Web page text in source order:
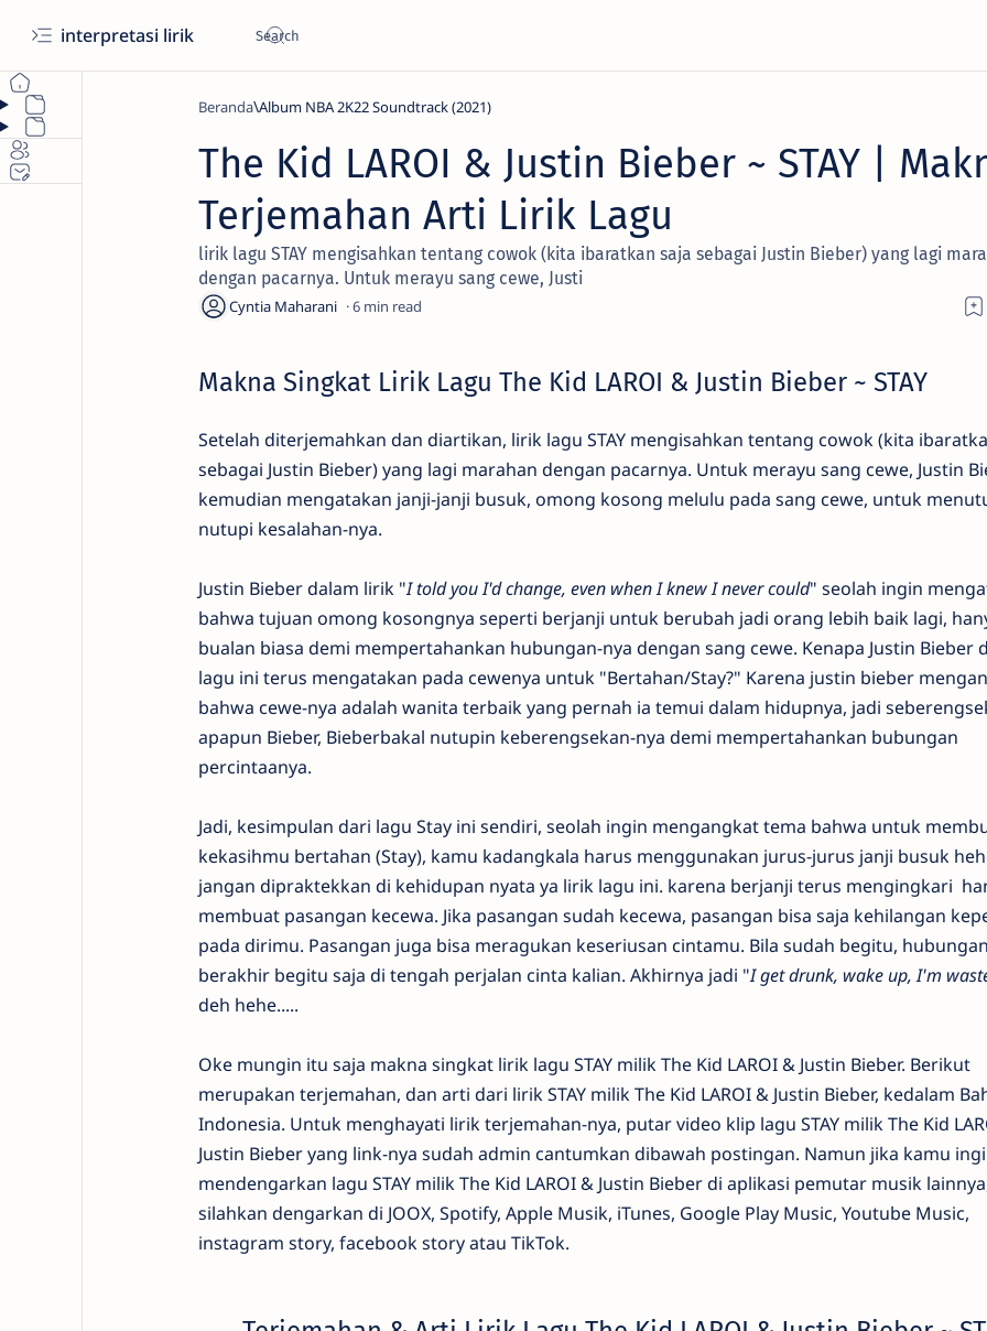
interpretasi lirik
Beranda Album NBA 2K22 Soundtrack (2021)
The Kid LAROI & Justin Bieber ~ STAY |
Terjemahan Arti Lirik Lagu
lirik lagu STAY mengisahkan tentang cowok (kita ibaratkan saja sebagai Justin Bieber) yang lagi
dengan pacarnya. Untuk merayu sang cewe, Justi
6
Makna Singkat Lirik Lagu The Kid LAROI & Justin Bieber ~ STAY
Setelah diterjemahkan dan diartikan, lirik lagu STAY mengisahkan tentang cowok (kita
sebagai Justin Bieber) yang lagi marahan dengan pacarnya. Untuk merayu sang cewe, Justin
kemudian mengatakan janji-janji busuk, omong kosong melulu pada sang cewe, untuk
nutupi kesalahan-nya.
Justin Bieber dalam lirik "I told you I'd change, even when I knew I never could" seolah ingin
bahwa tujuan omong kosongnya seperti berjanji untuk berubah jadi orang lebih baik lagi,
bualan biasa demi mempertahankan hubungan-nya dengan sang cewe. Kenapa Justin Bieber
lagu ini terus mengatakan pada cewenya untuk "Bertahan/Stay?" Karena justin bieber
bahwa cewe-nya adalah wanita terbaik yang pernah ia temui dalam hidupnya, jadi
apapun Bieber, Bieberbakal nutupin keberengsekan-nya demi mempertahankan bubungan
percintaanya.
Jadi, kesimpulan dari lagu Stay ini sendiri, seolah ingin mengangkat tema bahwa untuk
kekasihmu bertahan (Stay), kamu kadangkala harus menggunakan jurus-jurus janji busuk
jangan dipraktekkan di kehidupan nyata ya lirik lagu ini. karena berjanji terus mengingkari
membuat pasangan kecewa. Jika pasangan sudah kecewa, pasangan bisa saja kehilangan
pada dirimu. Pasangan juga bisa meragukan keseriusan cintamu. Bila sudah begitu,
berakhir begitu saja di tengah perjalan cinta kalian. Akhirnya jadi "I get drunk, wake up, I'm
deh hehe.....
Oke mungin itu saja makna singkat lirik lagu STAY milik The Kid LAROI & Justin Bieber. Berikut
merupakan terjemahan, dan arti dari lirik STAY milik The Kid LAROI & Justin Bieber, kedalam
Indonesia. Untuk menghayati lirik terjemahan-nya, putar video klip lagu STAY milik The Kid
Justin Bieber yang link-nya sudah admin cantumkan dibawah postingan. Namun jika kamu
mendengarkan lagu STAY milik The Kid LAROI & Justin Bieber di aplikasi pemutar musik
silahkan dengarkan di JOOX, Spotify, Apple Musik, iTunes, Google Play Music, Youtube Music,
instagram story, facebook story atau TikTok.